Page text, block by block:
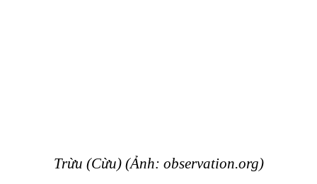
Trừu (Cừu) (Ảnh: observation.org)